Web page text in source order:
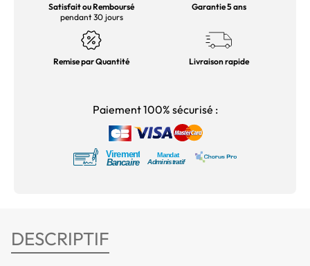
Satisfait ou Remboursé
pendant 30 jours
Garantie 5 ans
Remise par Quantité Livraison rapide
Paiement 100% sécurisé :
DESCRIPTIF